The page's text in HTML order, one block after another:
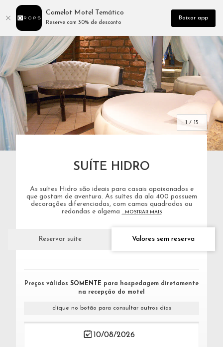
Camelot Motel Temático
Reserve com 30% de desconto
Baixar app
1 / 15
SUÍTE HIDRO
As suítes Hidro são ideais para casais apaixonados e
que gostam de aventura. As suítes da ala 400 possuem
decorações diferenciadas, com camas quadradas ou
redondas e algema ...MOSTRAR MAIS
Reservar suíte Valores sem reserva
Preços válidos SOMENTE para hospedagem diretamente
na recepção do motel
clique no botão para consultar outros dias